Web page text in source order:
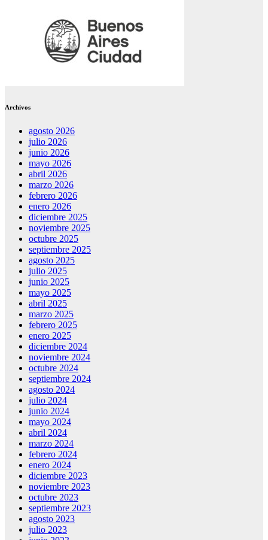
Archivos
agosto 2026
julio 2026
junio 2026
mayo 2026
abril 2026
marzo 2026
febrero 2026
enero 2026
diciembre 2025
noviembre 2025
octubre 2025
septiembre 2025
agosto 2025
julio 2025
junio 2025
mayo 2025
abril 2025
marzo 2025
febrero 2025
enero 2025
diciembre 2024
noviembre 2024
octubre 2024
septiembre 2024
agosto 2024
julio 2024
junio 2024
mayo 2024
abril 2024
marzo 2024
febrero 2024
enero 2024
diciembre 2023
noviembre 2023
octubre 2023
septiembre 2023
agosto 2023
julio 2023